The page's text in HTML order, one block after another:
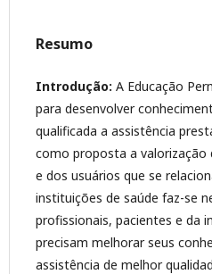
Resumo
Introdução: A Educação
para desenvolver
qualificada a assistência
como proposta a valorização
e dos usuários que se
instituições de saúde faz-se
profissionais, pacientes e da
precisam melhorar seus
assistência de melhor